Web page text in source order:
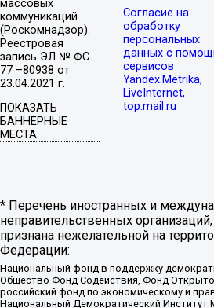
массовых
коммуникаций
(Роскомнадзор).
Реестровая
запись ЭЛ № ФС
77 –80938 от
23.04.2021 г.
ПОКАЗАТЬ
БАННЕРНЫЕ
МЕСТА
Согласие на
обработку
персональных
данных с
сервисов
Yandex.Metrika,
LiveInternet,
top.mail.ru
* Перечень иностранных и
неправительственных
признана нежелательной на
Федерации:
Национальный фонд в поддержку
Общество Фонд Содействия, Фонд
российский фонд по экономическому и
Национальный Демократический